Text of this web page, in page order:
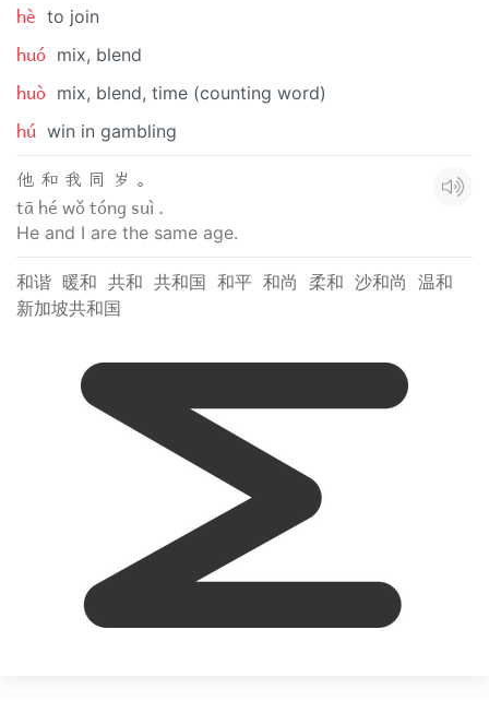
hè to join
huó mix, blend
huò mix, blend, time (counting word)
hú win in gambling
他 和 我 同 岁 。
tā hé wǒ tóng suì .
He and I are the same age.
和谐 暖和 共和 共和国 和平 和尚 柔和 沙和尚 温和
新加坡共和国